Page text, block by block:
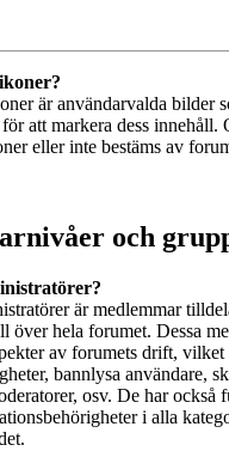
är användarvalda bilder
att markera dess innehåll.
eller inte bestäms av
och
är medlemmar
över hela forumet. Dessa
av forumets drift,
bannlysa användare,
osv. De har också
i alla